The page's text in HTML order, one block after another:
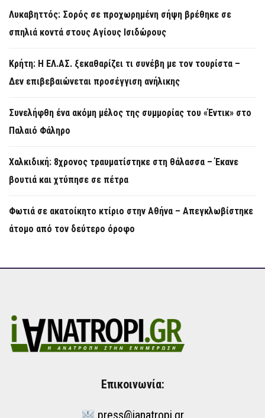
Λυκαβηττός: Σορός σε προχωρημένη σήψη βρέθηκε σε
σπηλιά κοντά στους Αγίους Ισιδώρους
Κρήτη: Η ΕΛ.ΑΣ. ξεκαθαρίζει τι συνέβη με τον τουρίστα –
Δεν επιβεβαιώνεται προσέγγιση ανήλικης
Συνελήφθη ένα ακόμη μέλος της συμμορίας του «Έντικ» στο
Παλαιό Φάληρο
Χαλκιδική: 8χρονος τραυματίστηκε στη θάλασσα – Έκανε
βουτιά και χτύπησε σε πέτρα
Φωτιά σε ακατοίκητο κτίριο στην Αθήνα – Απεγκλωβίστηκε
άτομο από τον δεύτερο όροφο
Επικοινωνία:
press@ianatropi.gr